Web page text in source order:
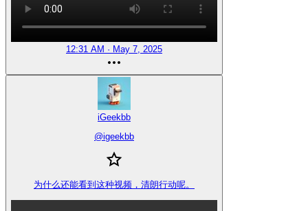
12:31 AM · May 7, 2025
iGeekbb
@igeekbb
为什么还能看到这种视频，清朗行动呢。